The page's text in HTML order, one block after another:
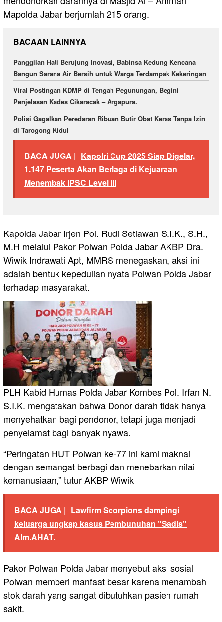
Mapolda Jabar berjumlah 215 orang.
BACAAN LAINNYA
Panggilan Hati Berujung Inovasi, Babinsa Kedung Kencana
Bangun Sarana Air Bersih untuk Warga Terdampak Kekeringan
Viral Postingan KDMP di Tengah Pegunungan, Begini
Penjelasan Kades Cikaracak – Argapura.
Polisi Gagalkan Peredaran Ribuan Butir Obat Keras Tanpa Izin
di Tarogong Kidul
BACA JUGA | Kapolri Cup 2025 Siap Digelar,
1.147 Peserta Akan Berlaga di Kejuaraan
Menembak IPSC Level III
Kapolda Jabar Irjen Pol. Rudi Setiawan S.I.K., S.H.,
M.H melalui Pakor Polwan Polda Jabar AKBP Dra.
Wiwik Indrawati Apt, MMRS menegaskan, aksi ini
adalah bentuk kepedulian nyata Polwan Polda Jabar
terhadap masyarakat.
PLH Kabid Humas Polda Jabar Kombes Pol. Irfan N.
S.I.K. mengatakan bahwa Donor darah tidak hanya
menyehatkan bagi pendonor, tetapi juga menjadi
penyelamat bagi banyak nyawa.
“Peringatan HUT Polwan ke-77 ini kami maknai
dengan semangat berbagi dan menebarkan nilai
kemanusiaan,” tutur AKBP Wiwik
BACA JUGA | Lawfirm Scorpions dampingi
keluarga ungkap kasus Pembunuhan "Sadis"
Alm.AHAT.
Pakor Polwan Polda Jabar menyebut aksi sosial
Polwan memberi manfaat besar karena menambah
stok darah yang sangat dibutuhkan pasien rumah
sakit.